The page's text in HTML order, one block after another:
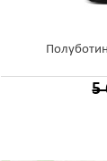
5